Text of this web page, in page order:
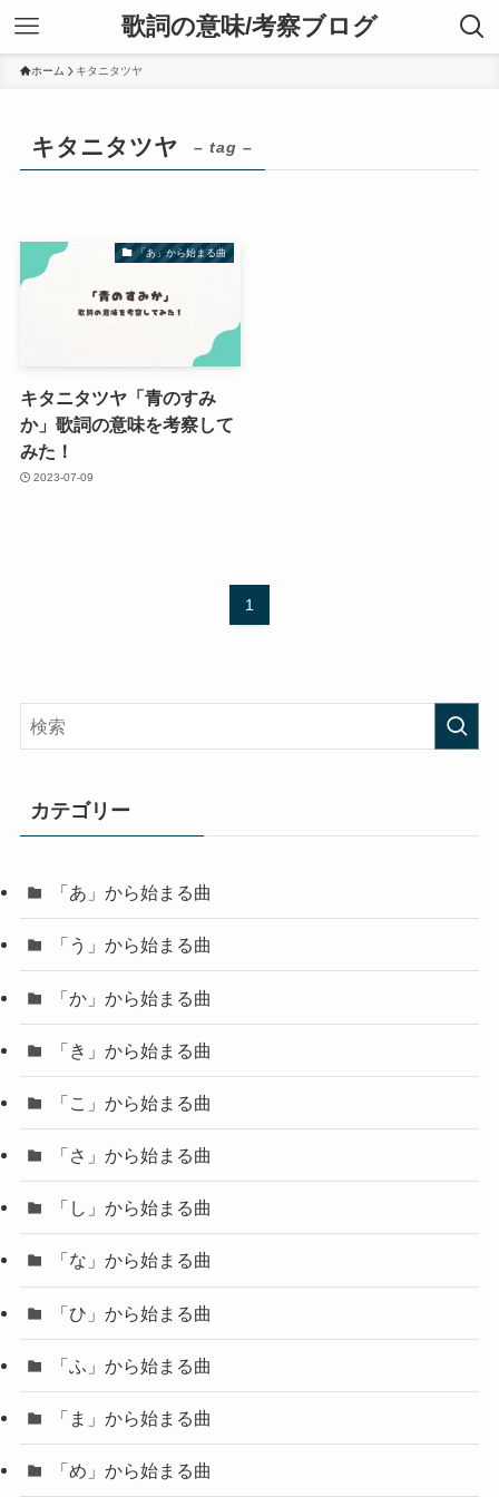
歌詞の意味/考察ブログ
ホーム キタニタツヤ
キタニタツヤ – tag –
「あ」から始まる曲
キタニタツヤ「青のすみ
か」歌詞の意味を考察して
みた！
2023-07-09
1
カテゴリー
「あ」から始まる曲
「う」から始まる曲
「か」から始まる曲
「き」から始まる曲
「こ」から始まる曲
「さ」から始まる曲
「し」から始まる曲
「な」から始まる曲
「ひ」から始まる曲
「ふ」から始まる曲
「ま」から始まる曲
「め」から始まる曲